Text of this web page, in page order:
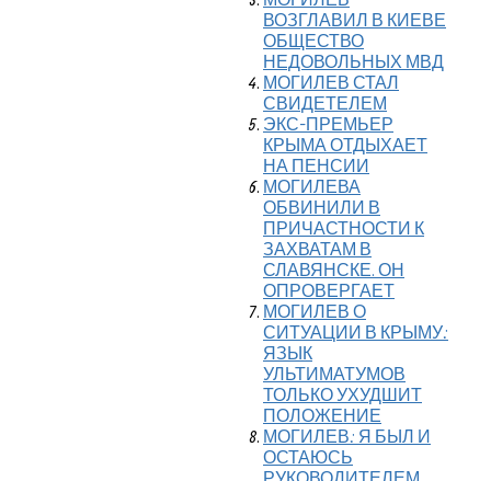
ВОЗГЛАВИЛ В КИЕВЕ
ОБЩЕСТВО
НЕДОВОЛЬНЫХ МВД
МОГИЛЕВ СТАЛ
СВИДЕТЕЛЕМ
ЭКС-ПРЕМЬЕР
КРЫМА ОТДЫХАЕТ
НА ПЕНСИИ
МОГИЛЕВА
ОБВИНИЛИ В
ПРИЧАСТНОСТИ К
ЗАХВАТАМ В
СЛАВЯНСКЕ. ОН
ОПРОВЕРГАЕТ
МОГИЛЕВ О
СИТУАЦИИ В КРЫМУ:
ЯЗЫК
УЛЬТИМАТУМОВ
ТОЛЬКО УХУДШИТ
ПОЛОЖЕНИЕ
МОГИЛЕВ: Я БЫЛ И
ОСТАЮСЬ